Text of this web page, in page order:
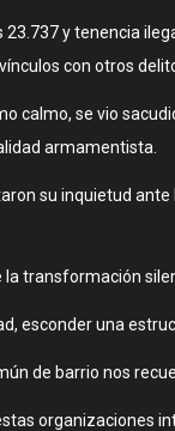
y tenencia
con otros
calmo, se vio
armamentista.
su inquietud
transformación
esconder una
de barrio nos
organizaciones